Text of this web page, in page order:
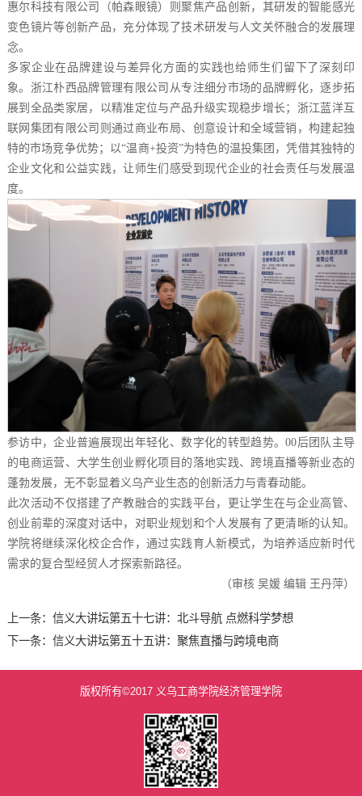
惠尔科技有限公司（帕森眼镜）则聚焦产品创新，其研发的智能感光
变色镜片等创新产品，充分体现了技术研发与人文关怀融合的发展理
念。
多家企业在品牌建设与差异化方面的实践也给师生们留下了深刻印
象。浙江朴西品牌管理有限公司从专注细分市场的品牌孵化，逐步拓
展到全品类家居，以精准定位与产品升级实现稳步增长；浙江蓝洋互
联网集团有限公司则通过商业布局、创意设计和全域营销，构建起独
特的市场竞争优势；以“温商+投资”为特色的温投集团，凭借其独特的
企业文化和公益实践，让师生们感受到现代企业的社会责任与发展温
度。
参访中，企业普遍展现出年轻化、数字化的转型趋势。00后团队主导
的电商运营、大学生创业孵化项目的落地实践、跨境直播等新业态的
蓬勃发展，无不彰显着义乌产业生态的创新活力与青春动能。
此次活动不仅搭建了产教融合的实践平台，更让学生在与企业高管、
创业前辈的深度对话中，对职业规划和个人发展有了更清晰的认知。
学院将继续深化校企合作，通过实践育人新模式，为培养适应新时代
需求的复合型经贸人才探索新路径。
（审核 吴媛 编辑 王丹萍）
上一条： 信义大讲坛第五十七讲：北斗导航 点燃科学梦想
下一条： 信义大讲坛第五十五讲：聚焦直播与跨境电商
版权所有©2017 义乌工商学院经济管理学院